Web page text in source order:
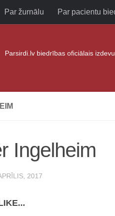
Par žurnālu Par pacientu
Parsirdi.lv biedrības oficiālais
Ingelheim
2017